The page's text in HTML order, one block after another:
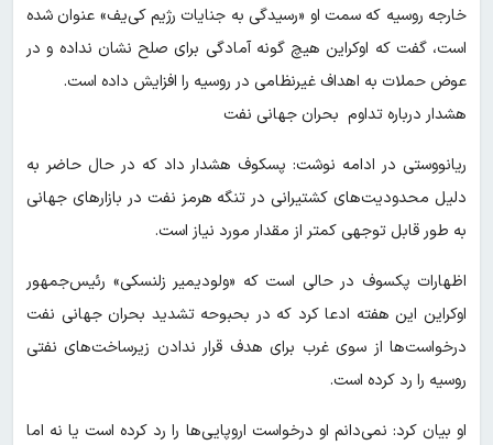
خارجه روسیه که سمت او «رسیدگی به جنایات رژیم کی‌یف» عنوان شده
است، گفت که اوکراین هیچ گونه آمادگی برای صلح نشان نداده و در
عوض حملات به اهداف غیرنظامی در روسیه را افزایش داده است.
هشدار درباره تداوم بحران جهانی نفت
ریانووستی در ادامه نوشت: پسکوف هشدار داد که در حال حاضر به
دلیل محدودیت‌های کشتیرانی در تنگه هرمز نفت در بازارهای جهانی
به طور قابل توجهی کمتر از مقدار مورد نیاز است.
اظهارات پکسوف در حالی است که «ولودیمیر زلنسکی» رئیس‌جمهور
اوکراین این هفته ادعا کرد که در بحبوحه تشدید بحران جهانی نفت
درخواست‌ها از سوی غرب برای هدف قرار ندادن زیرساخت‌های نفتی
روسیه را رد کرده است.
او بیان کرد: نمی‌دانم او درخواست اروپایی‌ها را رد کرده است یا نه اما